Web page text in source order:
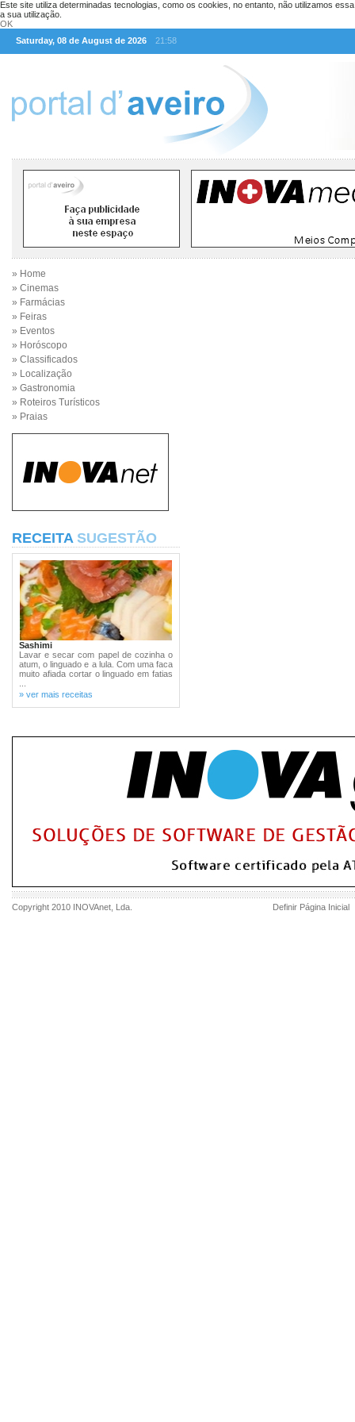
Este site utiliza determinadas tecnologias, como os cookies, no entanto, não utilizamos
a sua utilização.
OK
Saturday, 08 de August de 2026
21:58
» Home
» Cinemas
» Farmácias
» Feiras
» Eventos
» Horóscopo
» Classificados
» Localização
» Gastronomia
» Roteiros Turísticos
» Praias
RECEITA SUGESTÃO
Sashimi
Lavar e secar com papel de cozinha o
atum, o linguado e a lula. Com uma faca
muito afiada cortar o linguado em fatias
» ver mais receitas
Copyright 2010 INOVAnet , Lda. Definir Página Inicial